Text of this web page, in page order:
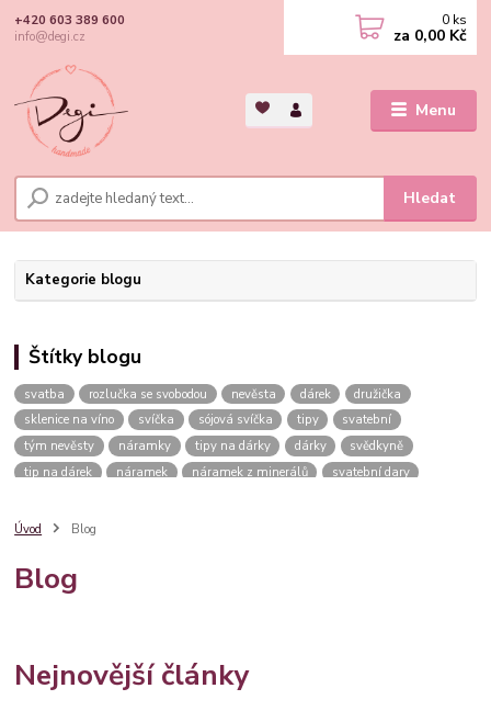
Menu
Hledat
+420 603 389 600
info@degi.cz
0 ks
za 0,00 Kč
Kategorie blogu
Štítky blogu
svatba rozlučka se svobodou nevěsta dárek
družička
sklenice na víno
svíčka sójová svíčka tipy
svatební
tým nevěsty
náramky tipy na dárky dárky
svědkyně
tip na dárek
náramek náramek z minerálů
svatební dary
župánek
barva roku
Úvod Blog
Blog
Nejnovější články